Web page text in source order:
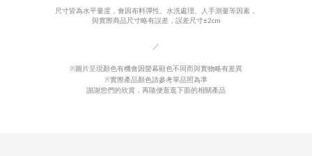
尺寸皆為水平量度，會因布料彈性、水洗處理、人手測量等因素，
與實際商品尺寸略有誤差，誤差尺寸±2cm
／
※圖片呈現顏色有機會因螢幕顯色不同而與實物略有差異
※實際產品顏色請參考單品照為準
謝謝您們的欣賞，再隨便逛逛下面的相關產品